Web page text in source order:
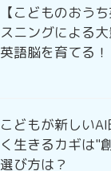
【こどものおう
スニングによる
英語脳を育てる！
こどもが新しい
く生きるカギは"
選び方は？